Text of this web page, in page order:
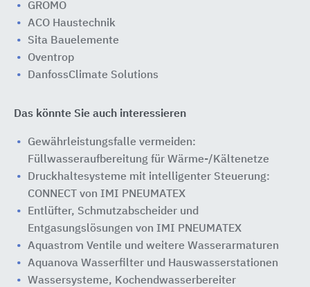
GRÖMO
ACO Haustechnik
Sita Bauelemente
Oventrop
DanfossClimate Solutions
Das könnte Sie auch interessieren
Gewährleistungsfalle vermeiden:
Füllwasseraufbereitung für Wärme-/Kältenetze
Druckhaltesysteme mit intelligenter Steuerung:
CONNECT von IMI PNEUMATEX
Entlüfter, Schmutzabscheider und
Entgasungslösungen von IMI PNEUMATEX
Aquastrom Ventile und weitere Wasserarmaturen
Aquanova Wasserfilter und Hauswasserstationen
Wassersysteme, Kochendwasserbereiter